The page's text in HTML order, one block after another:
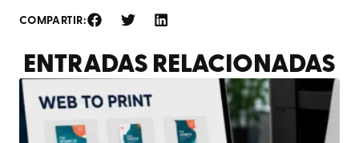
COMPARTIR:
ENTRADAS RELACIONADAS